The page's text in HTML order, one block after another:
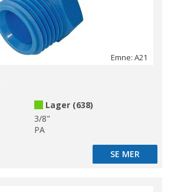
Emne: A21
Lager (638)
3/8"
PA
SE MER
SE MER